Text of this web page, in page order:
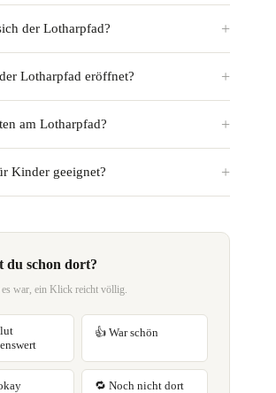
der Lotharpfad?
Lotharpfad eröffnet?
am Lotharpfad?
Kinder geeignet?
schon dort?
war, ein Klick reicht völlig.
👍 War schön
🔁 Noch nicht dort